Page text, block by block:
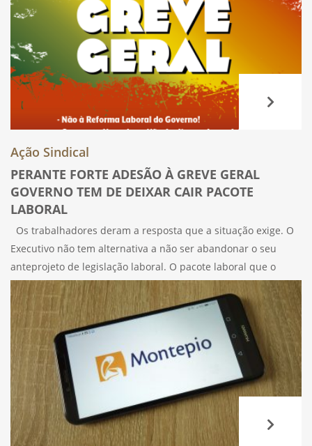
Ação Sindical
PERANTE FORTE ADESÃO À GREVE GERAL
GOVERNO TEM DE DEIXAR CAIR PACOTE
LABORAL
Os trabalhadores deram a resposta que a situação exige. O
Executivo não tem alternativa a não ser abandonar o seu
anteprojeto de legislação laboral. O pacote laboral que o
Governo quer impor aos trabalhadores significa precariedade
mascarada de liberdade.